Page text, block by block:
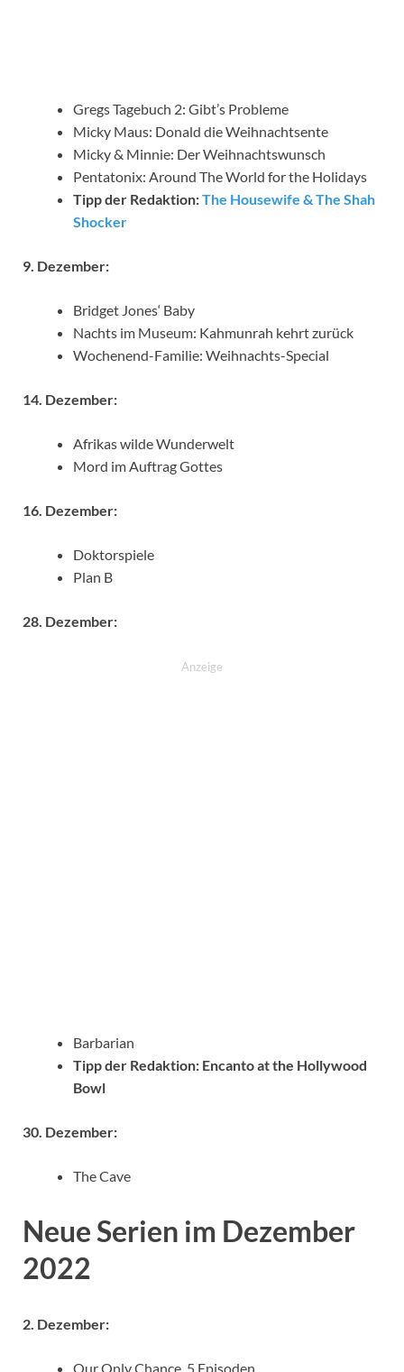
Gregs Tagebuch 2: Gibt’s Probleme
Micky Maus: Donald die Weihnachtsente
Micky & Minnie: Der Weihnachtswunsch
Pentatonix: Around The World for the Holidays
Tipp der Redaktion:The Housewife & The Shah
Shocker
9. Dezember:
Bridget Jones‘ Baby
Nachts im Museum: Kahmunrah kehrt zurück
Wochenend-Familie: Weihnachts-Special
14. Dezember:
Afrikas wilde Wunderwelt
Mord im Auftrag Gottes
16. Dezember:
Doktorspiele
Plan B
28. Dezember:
Anzeige
Barbarian
Tipp der Redaktion: Encanto at the Hollywood
Bowl
30. Dezember:
The Cave
Neue Serien im Dezember
2022
2. Dezember:
Our Only Chance, 5 Episoden